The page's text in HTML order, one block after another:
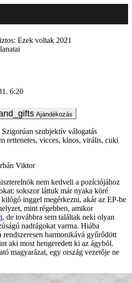
Ezek voltak 2021
6:20
Ajándékozás
szubjektív válogatás
rettenetes, vicces, kínos, virális, cuki
Viktor
nem kedveli a pozíciójához
sokszor láttuk már nyaka köré
inggel megérkezni, akár az EP-be
mint régebben, amikor
, de továbbra sem találtak neki olyan
nadrágokat varrna. Hiába
harmonikává gyűrődött
aki most hengeredett ki az ágyból.
magyarázat, egy ország vezetője ne